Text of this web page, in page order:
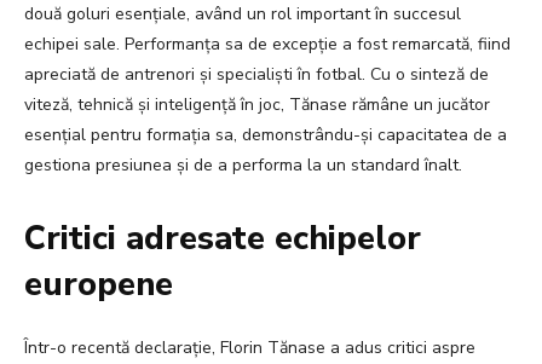
două goluri esențiale, având un rol important în succesul
echipei sale. Performanța sa de excepție a fost remarcată, fiind
apreciată de antrenori și specialiști în fotbal. Cu o sinteză de
viteză, tehnică și inteligență în joc, Tănase rămâne un jucător
esențial pentru formația sa, demonstrându-și capacitatea de a
gestiona presiunea și de a performa la un standard înalt.
Critici adresate echipelor
europene
Într-o recentă declarație, Florin Tănase a adus critici aspre